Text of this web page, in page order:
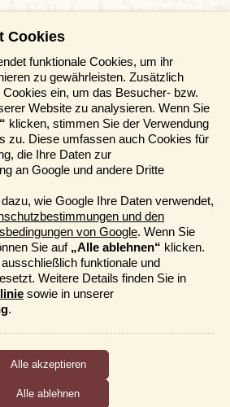
Partner
eintragen
Cookies
funktionale Cookies, um ihr
zu gewährleisten. Zusätzlich
ein, um das Besucher- bzw.
Website zu analysieren. Wenn Sie
klicken, stimmen Sie der Verwendung
zu. Diese umfassen auch Cookies für
die Ihre Daten zur
an Google und andere Dritte
wie Google Ihre Daten verwendet,
und den
von Google. Wenn Sie
Sie auf „Alle ablehnen“ klicken.
funktionale und
Weitere Details finden Sie in
sowie in unserer
.
ordnungsgemäße Funktionieren der Website
Cookies, die uns ermöglichen, die
anonym zu messen.
Alle ablehnen